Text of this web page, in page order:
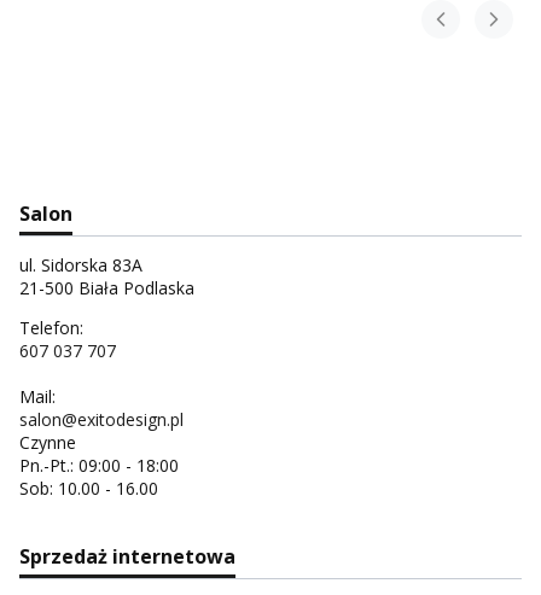
Salon
ul. Sidorska 83A
21-500 Biała Podlaska
Telefon:
607 037 707
Mail:
salon@exitodesign.pl
Czynne
Pn.-Pt.: 09:00 - 18:00
Sob: 10.00 - 16.00
Sprzedaż internetowa